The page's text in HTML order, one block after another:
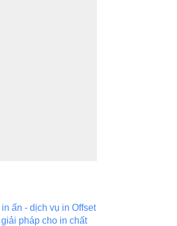
ấn - dịch vụ in Offset
giải pháp cho in chất